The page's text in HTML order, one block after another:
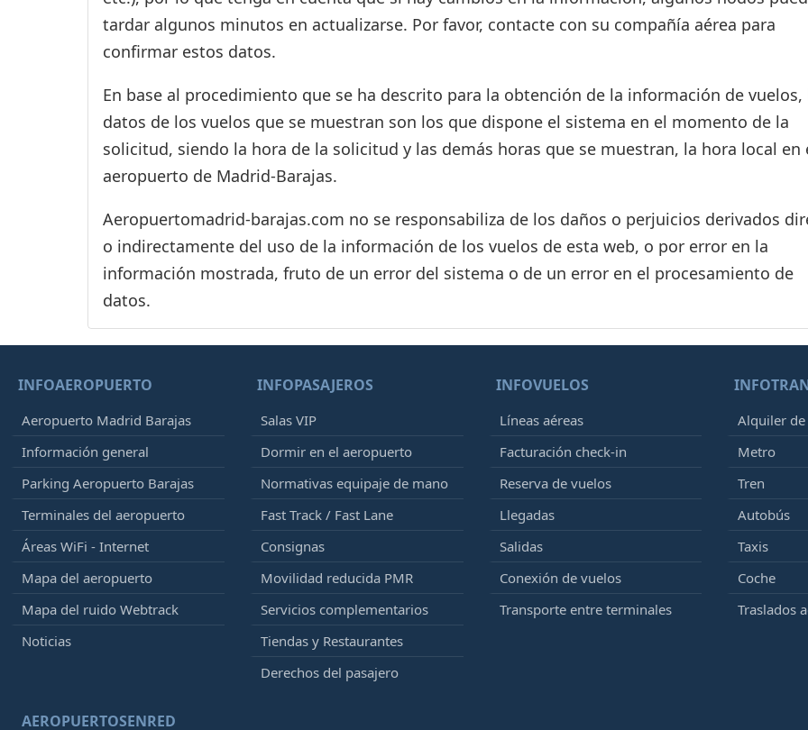
tardar algunos minutos en actualizarse. Por favor, contacte con su compañía aérea para
confirmar estos datos.
En base al procedimiento que se ha descrito para la obtención de la información de vuelos,
datos de los vuelos que se muestran son los que dispone el sistema en el momento de la
solicitud, siendo la hora de la solicitud y las demás horas que se muestran, la hora local en
aeropuerto de Madrid-Barajas.
Aeropuertomadrid-barajas.com no se responsabiliza de los daños o perjuicios derivados
o indirectamente del uso de la información de los vuelos de esta web, o por error en la
información mostrada, fruto de un error del sistema o de un error en el procesamiento de
datos.
INFOAEROPUERTO
Aeropuerto Madrid Barajas
Información general
Parking Aeropuerto Barajas
Terminales del aeropuerto
Áreas WiFi - Internet
Mapa del aeropuerto
Mapa del ruido Webtrack
Noticias
INFOPASAJEROS
Salas VIP
Dormir en el aeropuerto
Normativas equipaje de mano
Fast Track / Fast Lane
Consignas
Movilidad reducida PMR
Servicios complementarios
Tiendas y Restaurantes
Derechos del pasajero
INFOVUELOS
Líneas aéreas
Facturación check-in
Reserva de vuelos
Llegadas
Salidas
Conexión de vuelos
Transporte entre terminales
Alquiler de
Metro
Tren
Autobús
Taxis
Coche
Traslados
AEROPUERTOSENRED